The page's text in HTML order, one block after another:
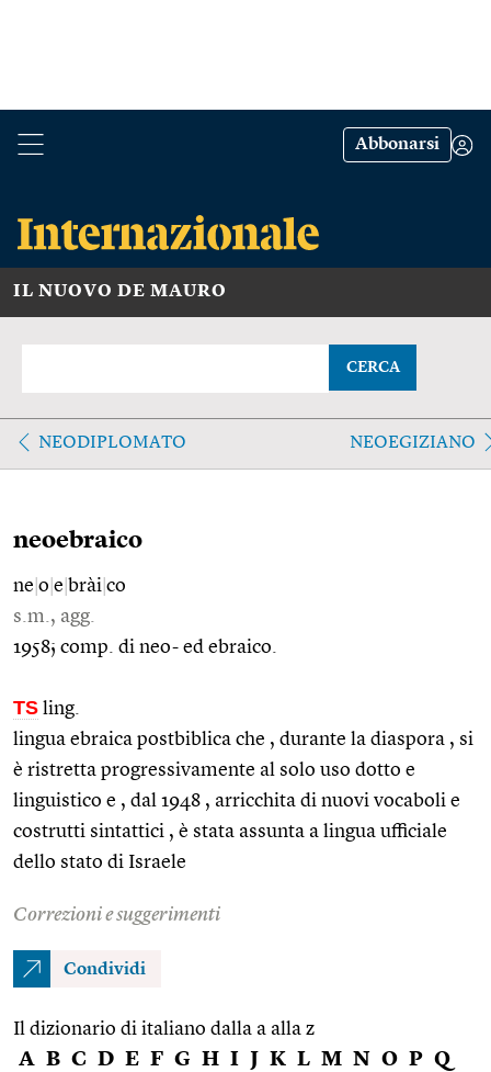
Abbonarsi
IL NUOVO DE MAURO
CERCA
NEODIPLOMATO NEOEGIZIANO
neoebraico
ne o e brài co
s.m., agg.
1958; comp. di neo- ed ebraico.
TS ling.
lingua ebraica postbiblica che , durante la diaspora , si
è ristretta progressivamente al solo uso dotto e
linguistico e , dal 1948 , arricchita di nuovi vocaboli e
costrutti sintattici , è stata assunta a lingua ufficiale
dello stato di Israele
Correzioni e suggerimenti
Condividi
Il dizionario di italiano dalla a alla z
A B C D E F G H I J K L M N O P Q